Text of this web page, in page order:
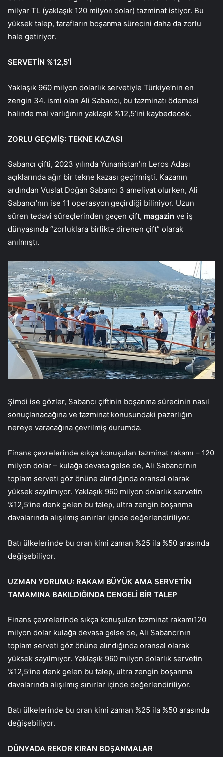
milyar TL (yaklaşık 120 milyon dolar) tazminat istiyor. Bu
yüksek talep, tarafların boşanma sürecini daha da zorlu
hale getiriyor.
SERVETİN %12,5’İ
Yaklaşık 960 milyon dolarlık servetiyle Türkiye’nin en
zengin 34. ismi olan Ali Sabancı, bu tazminatı ödemesi
halinde mal varlığının yaklaşık %12,5’ini kaybedecek.
ZORLU GEÇMİŞ: TEKNE KAZASI
Sabancı çifti, 2023 yılında Yunanistan’ın Leros Adası
açıklarında ağır bir tekne kazası geçirmişti. Kazanın
ardından Vuslat Doğan Sabancı 3 ameliyat olurken, Ali
Sabancı’nın ise 11 operasyon geçirdiği biliniyor. Uzun
süren tedavi süreçlerinden geçen çift, magazin ve iş
dünyasında “zorluklara birlikte direnen çift” olarak
anılmıştı.
Şimdi ise gözler, Sabancı çiftinin boşanma sürecinin nasıl
sonuçlanacağına ve tazminat konusundaki pazarlığın
nereye varacağına çevrilmiş durumda.
Finans çevrelerinde sıkça konuşulan tazminat rakamı – 120
milyon dolar – kulağa devasa gelse de, Ali Sabancı’nın
toplam serveti göz önüne alındığında oransal olarak
yüksek sayılmıyor. Yaklaşık 960 milyon dolarlık servetin
%12,5’ine denk gelen bu talep, ultra zengin boşanma
davalarında alışılmış sınırlar içinde değerlendiriliyor.
Batı ülkelerinde bu oran kimi zaman %25 ila %50 arasında
değişebiliyor.
UZMAN YORUMU: RAKAM BÜYÜK AMA SERVETİN
TAMAMINA BAKILDIĞINDA DENGELİ BİR TALEP
Finans çevrelerinde sıkça konuşulan tazminat rakamı120
milyon dolar kulağa devasa gelse de, Ali Sabancı’nın
toplam serveti göz önüne alındığında oransal olarak
yüksek sayılmıyor. Yaklaşık 960 milyon dolarlık servetin
%12,5’ine denk gelen bu talep, ultra zengin boşanma
davalarında alışılmış sınırlar içinde değerlendiriliyor.
Batı ülkelerinde bu oran kimi zaman %25 ila %50 arasında
değişebiliyor.
DÜNYADA REKOR KIRAN BOŞANMALAR